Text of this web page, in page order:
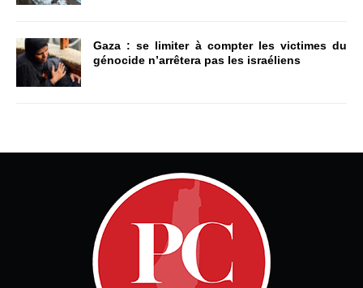
Gaza : se limiter à compter les victimes du
génocide n’arrêtera pas les israéliens